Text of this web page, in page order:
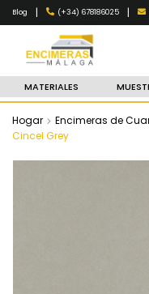
Blog | (+34) 678186025 |
MATERIALES
Hogar Encimeras de
Cincel Grey